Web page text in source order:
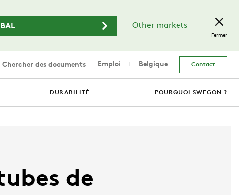
Other markets
Fermer
Chercher des documents Emploi Belgique Contact
DURABILITÉ POURQUOI SWEGON ?
de